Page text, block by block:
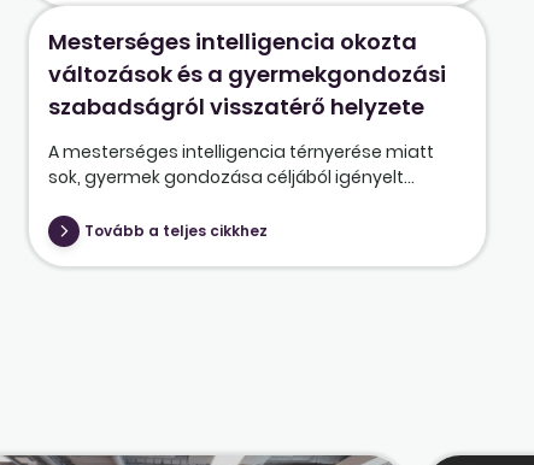
Mesterséges intelligencia okozta
változások és a gyermekgondozási
szabadságról visszatérő helyzete
A mesterséges intelligencia térnyerése miatt
sok, gyermek gondozása céljából igényelt...
Tovább a teljes cikkhez